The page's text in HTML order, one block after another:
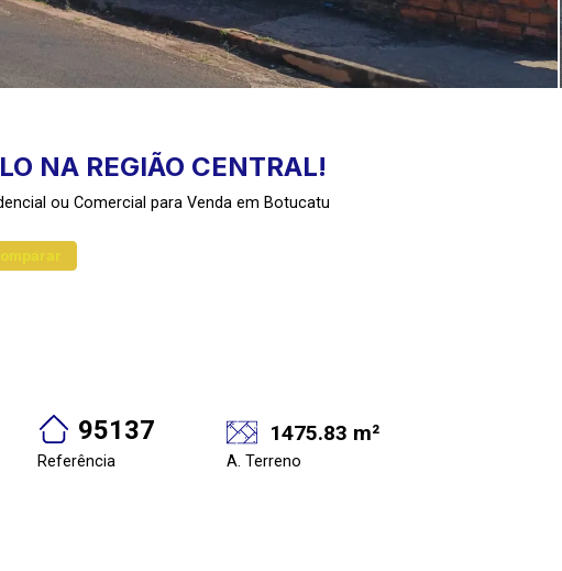
NA REGIÃO CENTRAL!
ou Comercial para Venda em Botucatu
95137
Referência
1475.83 m²
A. Terreno